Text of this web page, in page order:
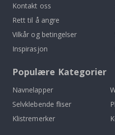
Kontakt oss
Rett til å angre
Vilkår og betingelser
Inspirasjon
Populære Kategorier
Navnelapper
Selvklebende fliser
Klistremerker